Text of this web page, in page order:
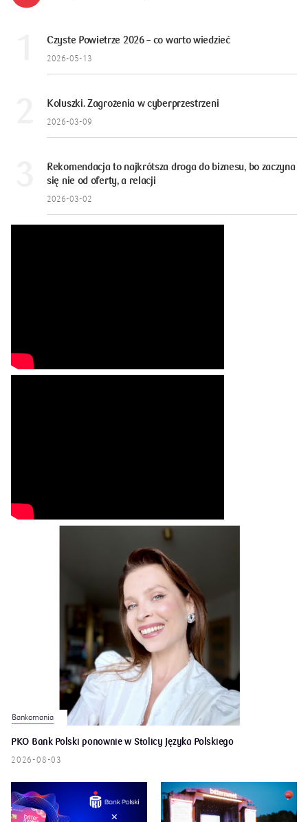
Czyste Powietrze 2026 – co warto wiedzieć
2026-05-13
Koluszki. Zagrożenia w cyberprzestrzeni
2026-03-09
Rekomendacja to najkrótsza droga do biznesu, bo zaczyna
się nie od oferty, a relacji
2026-03-02
Bankomania
PKO Bank Polski ponownie w Stolicy Języka Polskiego
2026-08-03